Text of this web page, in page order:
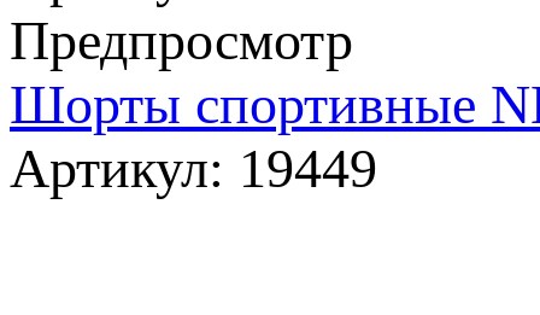
Предпросмотр
Шорты спортивные
Артикул: 19449